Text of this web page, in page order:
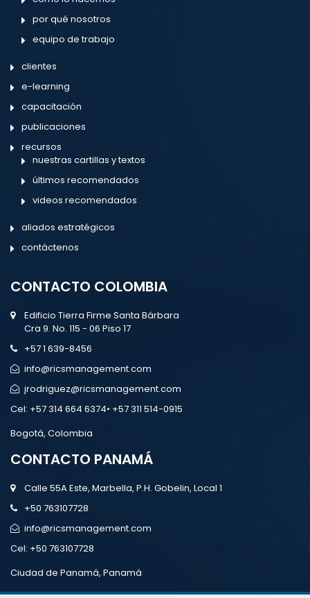
por qué nosotros
equipo de trabajo
clientes
e-learning
capacitación
publicaciones
recursos
nuestras cartillas y textos
últimos recomendados
videos recomendados
aliados estratégicos
contáctenos
CONTACTO COLOMBIA
Edificio Tierra Firme Santa Bárbara
Cra 9. No. 115 - 06 Piso 17
+57 1 639-8456
info@ricsmanagement.com
jrodriguez@ricsmanagement.com
Cel: +57 314 664 6374• +57 311 514-0915
Bogotá, Colombia
CONTACTO PANAMÁ
Calle 55A Este, Marbella, P.H. Gobelin, Local 1
+50 763107728
info@ricsmanagement.com
Cel: +50 763107728
Ciudad de Panamá, Panamá